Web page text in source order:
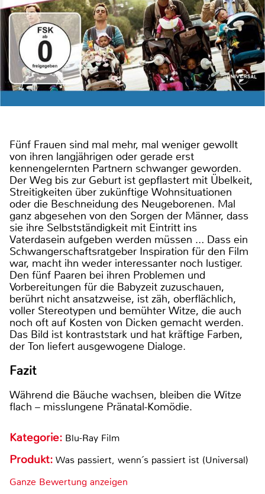
Fünf Frauen sind mal mehr, mal weniger gewollt
von ihren langjährigen oder gerade erst
kennengelernten Partnern schwanger geworden.
Der Weg bis zur Geburt ist gepflastert mit Übelkeit,
Streitigkeiten über zukünftige Wohnsituationen
oder die Beschneidung des Neugeborenen. Mal
ganz abgesehen von den Sorgen der Männer, dass
sie ihre Selbstständigkeit mit Eintritt ins
Vaterdasein aufgeben werden müssen … Dass ein
Schwangerschaftsratgeber Inspiration für den Film
war, macht ihn weder interessanter noch lustiger.
Den fünf Paaren bei ihren Problemen und
Vorbereitungen für die Babyzeit zuzuschauen,
berührt nicht ansatzweise, ist zäh, oberflächlich,
voller Stereotypen und bemühter Witze, die auch
noch oft auf Kosten von Dicken gemacht werden.
Das Bild ist kontraststark und hat kräftige Farben,
der Ton liefert ausgewogene Dialoge.
Fazit
Während die Bäuche wachsen, bleiben die Witze
flach – misslungene Pränatal-Komödie.
Kategorie: Blu-Ray Film
Produkt: Was passiert, wenn´s passiert ist (Universal)
Ganze Bewertung anzeigen